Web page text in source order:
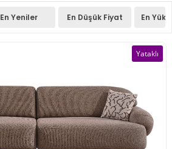
En Yeniler En Düşük Fiyat En
Yataklı